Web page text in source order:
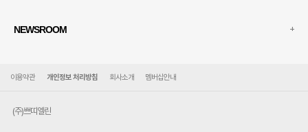
NEWSROOM +
이용약관 개인정보 처리방침 회사소개 멤버십안내
(주)쁘띠엘린